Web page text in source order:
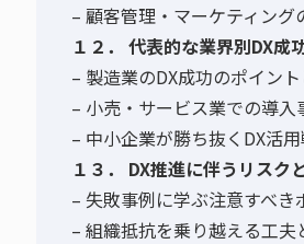
– 顧客管理・マーケティング
１２． 代表的な業界別DX成
– 製造業のDX成功のポイン
– 小売・サービス業での導入
– 中小企業が勝ち抜くDX活
１３． DX推進に伴うリスク
– 失敗事例に学ぶ注意すべき
– 組織抵抗を乗り越える工夫